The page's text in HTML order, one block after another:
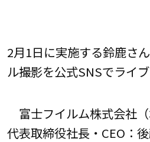
2月1日に実施する鈴鹿さ
ル撮影を公式SNSでライブ
富士フイルム株式会社（
代表取締役社長・CEO：